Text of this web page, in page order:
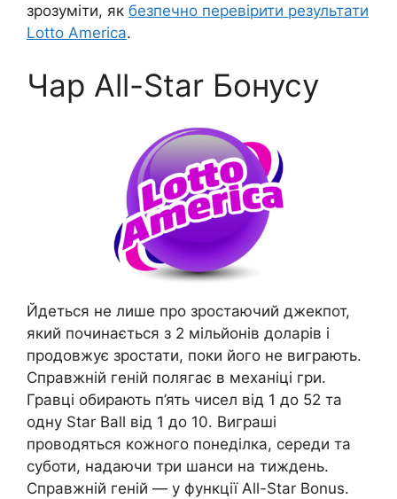
зрозуміти, як безпечно перевірити результати
Lotto America.
Чар All-Star Бонусу
Йдеться не лише про зростаючий джекпот,
який починається з 2 мільйонів доларів і
продовжує зростати, поки його не виграють.
Справжній геній полягає в механіці гри.
Гравці обирають п’ять чисел від 1 до 52 та
одну Star Ball від 1 до 10. Виграші
проводяться кожного понеділка, середи та
суботи, надаючи три шанси на тиждень.
Справжній геній — у функції All-Star Bonus.